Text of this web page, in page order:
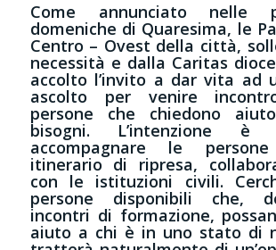
Come annunciato nelle
domeniche di Quaresima, le
Centro – Ovest della città,
necessità e dalla Caritas
accolto l’invito a dar vita ad
ascolto per venire
persone che chiedono
bisogni. L’intenzione
accompagnare le
itinerario di ripresa,
con le istituzioni civili.
persone disponibili che,
incontri di formazione,
aiuto a chi è in uno stato di